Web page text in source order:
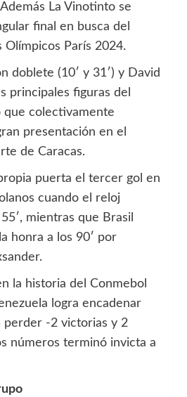
La Vinotinto se
final en busca del
Olímpicos París 2024.
doblete (10′ y 31′) y David
principales figuras del
que colectivamente
presentación en el
de Caracas.
puerta el tercer gol en
cuando el reloj
mientras que Brasil
honra a los 90′ por
la historia del Conmebol
logra encadenar
perder -2 victorias y 2
números terminó invicta a